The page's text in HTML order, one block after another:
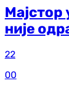
Мајстор
није
22
00